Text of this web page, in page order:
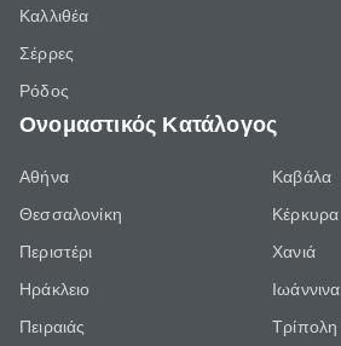
Καλλιθέα
Σέρρες
Ρόδος
Ονομαστικός Κατάλογος
Αθήνα
Θεσσαλονίκη
Περιστέρι
Ηράκλειο
Πειραιάς
Καβάλα
Κέρκυρα
Χανιά
Ιωάννινα
Τρίπολη